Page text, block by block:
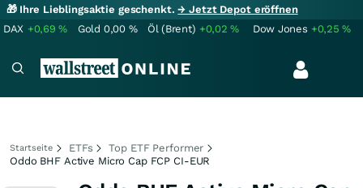
🎁 Ihre Lieblingsaktie geschenkt.→ Jetzt Depot eröffnen
DAX +0,69% Gold 0,00 % Öl (Brent) +0,02% Dow Jones +0,25%
Startseite ETFs
Top ETF Performer
Oddo BHF Active Micro Cap FCP CI-EUR